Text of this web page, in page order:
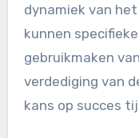
dynamiek van
kunnen
gebruikmaken
verdediging van
kans op succes